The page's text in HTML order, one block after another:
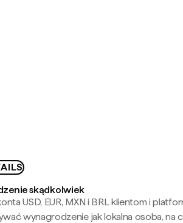
skądkolwiek
USD, EUR, MXN i BRL klientom i
wynagrodzenie jak lokalna osoba, na